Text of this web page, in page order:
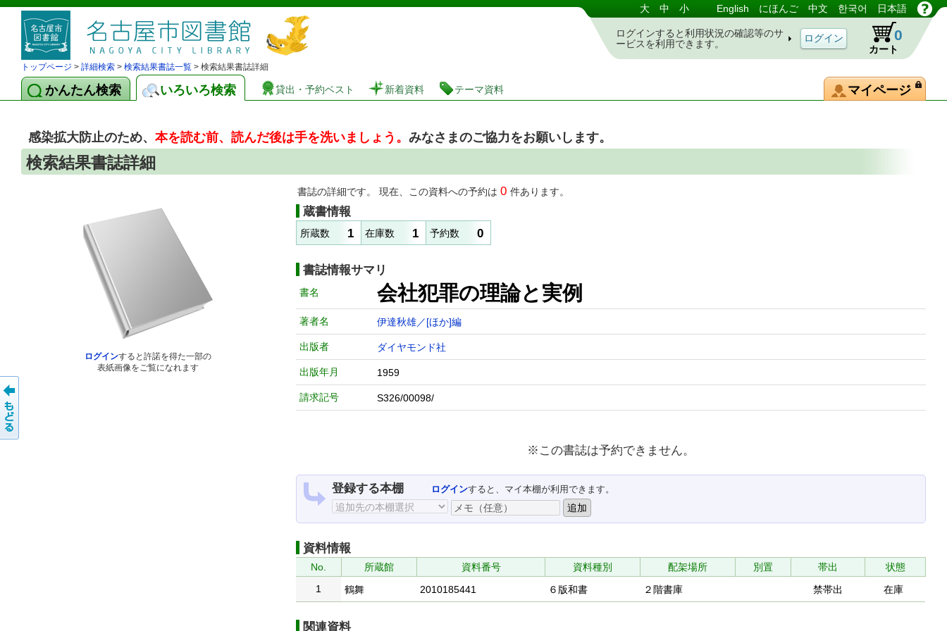
図書館 蔵書検索・予約システム 大 中 小 English にほんご 中文 한국어 日本語
ログインすると利用状況の確認等のサ
ービスを利用できます。
カート
0
トップページ > 詳細検索 > 検索結果書誌一覧 > 検索結果書誌詳細
かんたん検索 いろいろ検索 貸出・予約ベスト 新着資料 テーマ資料 マイページ
感染拡大防止のため、 本を読む前、読んだ後は手を洗いましょう。 みなさまのご協力をお願いします。
検索結果書誌詳細
ログインすると許諾を得た一部の
表紙画像をご覧になれます
書誌の詳細です。 現在、この資料への予約は 0 件あります。
蔵書情報
所蔵数 1 在庫数 1 予約数 0
書誌情報サマリ
書名 会社犯罪の理論と実例
著者名 伊達秋雄／[ほか]編
出版者 ダイヤモンド社
出版年月 1959
請求記号 S326/00098/
※この書誌は予約できません。
登録する本棚 ログインすると、マイ本棚が利用できます。
資料情報
No. 所蔵館 資料番号 資料種別 配架場所 別置 帯出
状態
1
鶴舞 2010185441 ６版和書 ２階書庫 禁帯出 在庫
関連資料